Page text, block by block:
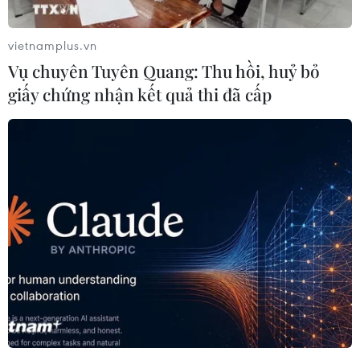
điều trị Ebola tại Congo
04/08/2026 22:42
Italy: Hai trận động đất
liên tiếp làm rung chuyển
Trung Quốc tăng cường
trấn áp tội phạm có tổ
vietnamplus.vn
Vụ chuyên Tuyên Quang: Thu hồi, huỷ bỏ
giấy chứng nhận kết quả thi đã cấp